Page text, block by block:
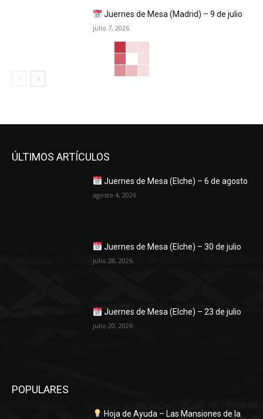
Juernes de Mesa (Madrid) – 9 de julio
julio 7, 2026
ÚLTIMOS ARTÍCULOS
Juernes de Mesa (Elche) – 6 de agosto
agosto 4, 2026
Juernes de Mesa (Elche) – 30 de julio
julio 28, 2026
Juernes de Mesa (Elche) – 23 de julio
julio 20, 2026
POPULARES
Hoja de Ayuda – Las Mansiones de la